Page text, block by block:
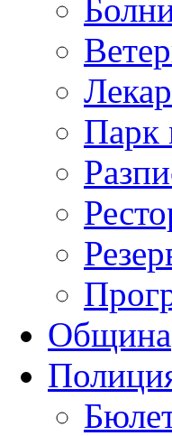
Парк
Община